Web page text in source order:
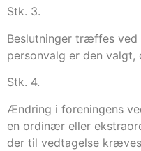
Stk. 3.
Beslutninger træffes
personvalg er den valgt,
Stk. 4.
Ændring i foreningens
en ordinær eller
der til vedtagelse